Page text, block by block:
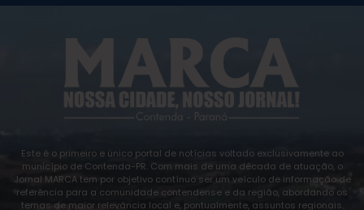
Este é o primeiro e único portal de notícias voltado exclusivamente ao
município de Contenda-PR. Com mais de uma década de atuação, o
Jornal MARCA tem por objetivo contínuo ser um veículo de informação de
referência para a comunidade contendense e da região, abordando os
temas de maior relevância local e, pontualmente, assuntos regionais.